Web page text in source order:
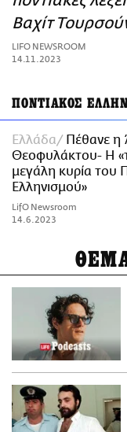
ΑΜΠΑ
PRINT
Βαχίτ
LIFO NEWSROOM
14.11.2023
ΠΟΝΤΙΑΚΟΣ
Ελλάδα
Πέθανε η
Θεοφυλάκτου- Η
μεγάλη κυρία του
Ελληνισμού»
LifO Newsroom
14.6.2023